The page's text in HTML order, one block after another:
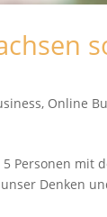
, Online
Personen mit
Denken